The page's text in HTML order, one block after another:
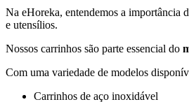
Na eHoreka, entendemos a importância
e utensílios.
Nossos carrinhos são parte essencial do
Com uma variedade de modelos
Carrinhos de aço inoxidável